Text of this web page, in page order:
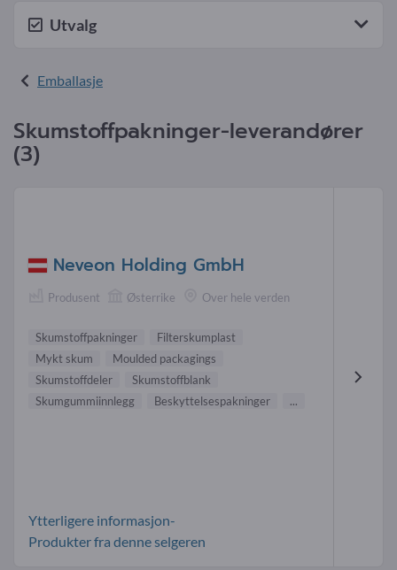
Utvalg
Emballasje
Skumstoffpakninger-leverandører
(3)
Neveon Holding GmbH
Produsent Østerrike Over hele verden
Skumstoffpakninger
Filterskumplast
Mykt skum
Moulded packagings
Skumstoffdeler
Skumstoffblank
Skumgummiinnlegg
Beskyttelsespakninger ...
Ytterligere informasjon-
Produkter fra denne selgeren